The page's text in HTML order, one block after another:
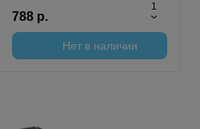
788 р.
Нет в наличии